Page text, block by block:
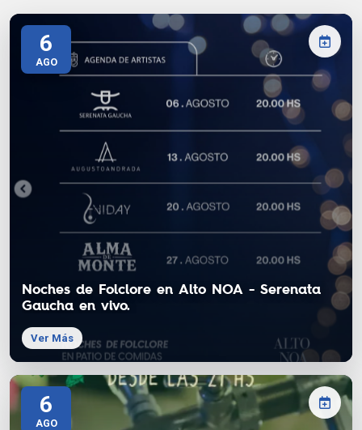
6
AGO
Noches de Folclore en Alto NOA - Serenata
Gaucha en vivo.
Ver Más
6
AGO